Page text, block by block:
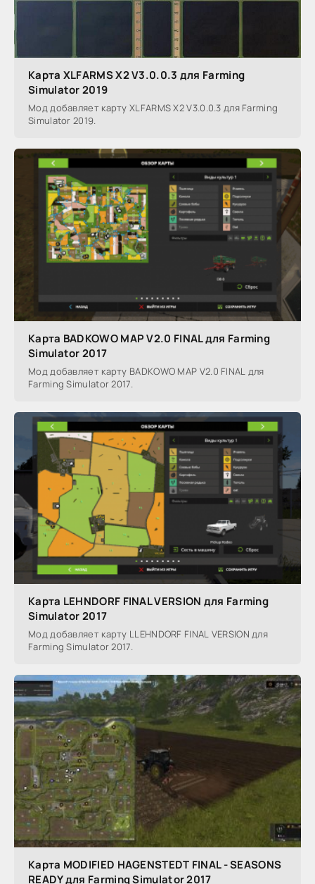
Карта XLFARMS X2 V3.0.0.3 для Farming
Simulator 2019
Мод добавляет карту XLFARMS X2 V3.0.0.3 для Farming
Simulator 2019.
Карта BADKOWO MAP V2.0 FINAL для Farming
Simulator 2017
Мод добавляет карту BADKOWO MAP V2.0 FINAL для
Farming Simulator 2017.
Карта LEHNDORF FINAL VERSION для Farming
Simulator 2017
Мод добавляет карту LLEHNDORF FINAL VERSION для
Farming Simulator 2017.
Карта MODIFIED HAGENSTEDT FINAL - SEASONS
READY для Farming Simulator 2017